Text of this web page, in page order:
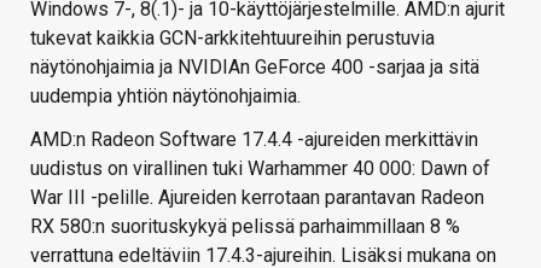
Windows 7-, 8(.1)- ja 10-käyttöjärjestelmille. AMD:n ajurit
tukevat kaikkia GCN-arkkitehtuureihin perustuvia
näytönohjaimia ja NVIDIAn GeForce 400 -sarjaa ja sitä
uudempia yhtiön näytönohjaimia.
AMD:n Radeon Software 17.4.4 -ajureiden merkittävin
uudistus on virallinen tuki Warhammer 40 000: Dawn of
War III -pelille. Ajureiden kerrotaan parantavan Radeon
RX 580:n suorituskykyä pelissä parhaimmillaan 8 %
verrattuna edeltäviin 17.4.3-ajureihin. Lisäksi mukana on